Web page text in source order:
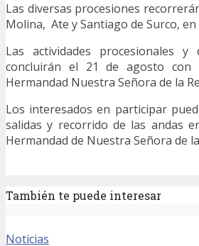
Las diversas procesiones
Molina, Ate y Santiago de Surco, en
Las actividades procesionales
concluirán el 21 de agosto con
Hermandad Nuestra Señora de la
Los interesados en participar
salidas y recorrido de las andas
Hermandad de Nuestra Señora de
También te puede interesar
Noticias